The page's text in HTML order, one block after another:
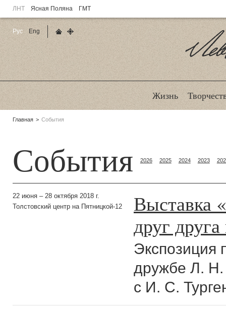
ЛНТ Ясная Поляна ГМТ
Жизнь
Родительские
Главная События
События 2026 2025 2024 2023
22 июня – 28 октября 2018 г.
Толстовский центр на Пятницкой-12
Выставка
друг
Экспозиция
дружбе Л. Н.
с И. С.
Рус
Eng